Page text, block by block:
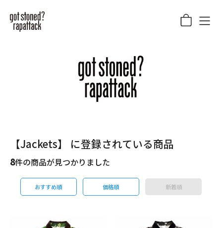
【Jackets】 に登録されている商品
8件の商品が見つかりました
おすすめ順 価格順 新着順